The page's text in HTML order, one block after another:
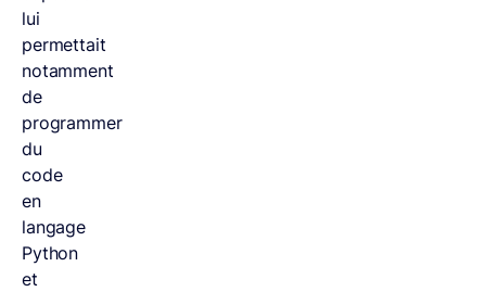
lui
permettait
notamment
de
programmer
du
code
en
langage
Python
et